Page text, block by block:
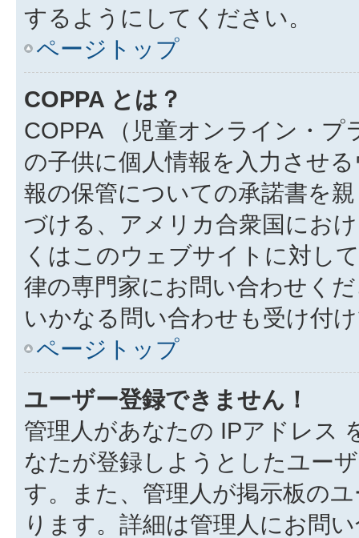
するようにしてください。
ページトップ
COPPA とは？
COPPA （児童オンライン・
の子供に個人情報を入力させ
報の保管についての承諾書を
づける、アメリカ合衆国にお
くはこのウェブサイトに対し
律の専門家にお問い合わせく
いかなる問い合わせも受け付
ページトップ
ユーザー登録できません！
管理人があなたの IPアドレス
なたが登録しようとしたユー
す。また、管理人が掲示板の
ります。詳細は管理人にお問